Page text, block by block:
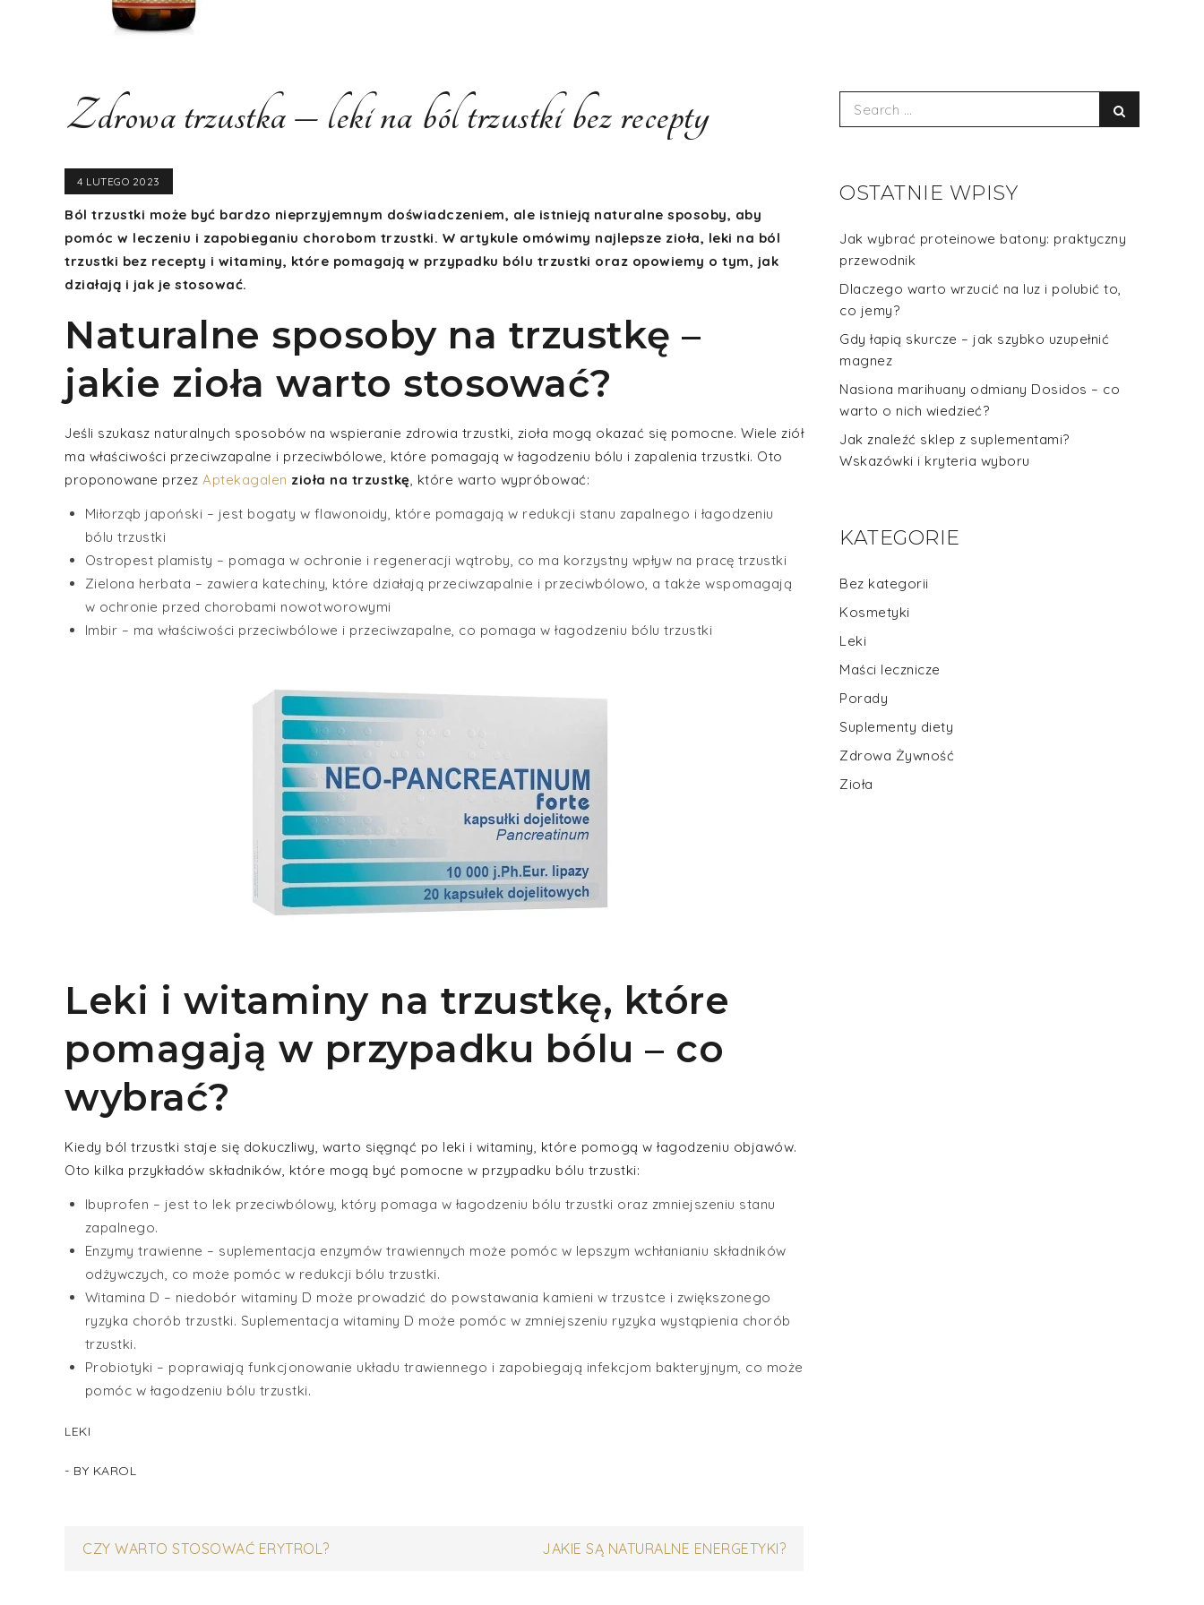
Zdrowa trzustka – leki na ból trzustki bez recepty
4 LUTEGO 2023
Ból trzustki może być bardzo nieprzyjemnym doświadczeniem, ale istnieją naturalne sposoby, aby
pomóc w leczeniu i zapobieganiu chorobom trzustki. W artykule omówimy najlepsze zioła, leki na ból
trzustki bez recepty i witaminy, które pomagają w przypadku bólu trzustki oraz opowiemy o tym, jak
działają i jak je stosować.
Naturalne sposoby na trzustkę –
jakie zioła warto stosować?
Jeśli szukasz naturalnych sposobów na wspieranie zdrowia trzustki, zioła mogą okazać się pomocne. Wiele ziół
ma właściwości przeciwzapalne i przeciwbólowe, które pomagają w łagodzeniu bólu i zapalenia trzustki. Oto
proponowane przez Aptekagalen zioła na trzustkę, które warto wypróbować:
Miłorząb japoński – jest bogaty w flawonoidy, które pomagają w redukcji stanu zapalnego i łagodzeniu
bólu trzustki
Ostropest plamisty – pomaga w ochronie i regeneracji wątroby, co ma korzystny wpływ na pracę trzustki
Zielona herbata – zawiera katechiny, które działają przeciwzapalnie i przeciwbólowo, a także wspomagają
w ochronie przed chorobami nowotworowymi
Imbir – ma właściwości przeciwbólowe i przeciwzapalne, co pomaga w łagodzeniu bólu trzustki
Leki i witaminy na trzustkę, które
pomagają w przypadku bólu – co
wybrać?
Kiedy ból trzustki staje się dokuczliwy, warto sięgnąć po leki i witaminy, które pomogą w łagodzeniu objawów.
Oto kilka przykładów składników, które mogą być pomocne w przypadku bólu trzustki:
Ibuprofen – jest to lek przeciwbólowy, który pomaga w łagodzeniu bólu trzustki oraz zmniejszeniu stanu
zapalnego.
Enzymy trawienne – suplementacja enzymów trawiennych może pomóc w lepszym wchłanianiu składników
odżywczych, co może pomóc w redukcji bólu trzustki.
Witamina D – niedobór witaminy D może prowadzić do powstawania kamieni w trzustce i zwiększonego
ryzyka chorób trzustki. Suplementacja witaminy D może pomóc w zmniejszeniu ryzyka wystąpienia chorób
trzustki.
Probiotyki – poprawiają funkcjonowanie układu trawiennego i zapobiegają infekcjom bakteryjnym, co może
pomóc w łagodzeniu bólu trzustki.
LEKI
- BY KAROL
Nawigacja
CZY WARTO STOSOWAĆ ERYTROL? JAKIE SĄ NATURALNE ENERGETYKI?
Search
for:
OSTATNIE WPISY
Jak wybrać proteinowe batony: praktyczny
przewodnik
Dlaczego warto wrzucić na luz i polubić to,
co jemy?
Gdy łapią skurcze – jak szybko uzupełnić
magnez
Nasiona marihuany odmiany Dosidos – co
warto o nich wiedzieć?
Jak znaleźć sklep z suplementami?
Wskazówki i kryteria wyboru
KATEGORIE
Bez kategorii
Kosmetyki
Leki
Maści lecznicze
Porady
Suplementy diety
Zdrowa Żywność
Zioła